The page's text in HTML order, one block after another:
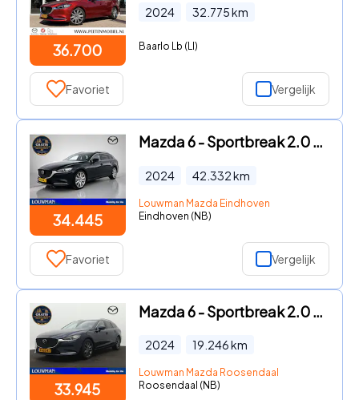
36.700
2024 32.775km
Baarlo Lb (LI)
Favoriet Vergelijk
34.445
Mazda 6 - Sportbreak 2.0 SkyActiv-G 165 Exclusive-Line | BOSE | Stoelv
2024 42.332km
Louwman Mazda Eindhoven
Eindhoven (NB)
Favoriet Vergelijk
33.945
Mazda 6 - Sportbreak 2.0 SkyActiv-G 165 Centre-Line | Stoelverwarming
2024 19.246km
Louwman Mazda Roosendaal
Roosendaal (NB)